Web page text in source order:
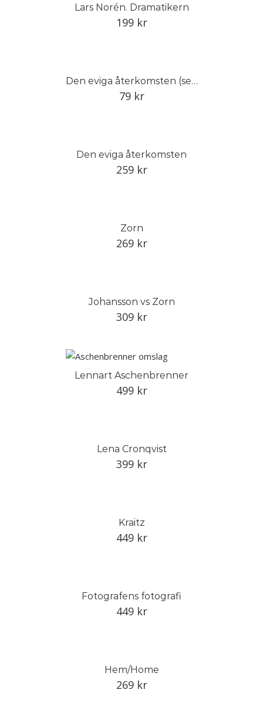
Lars Norén. Dramatikern
199 kr
Den eviga återkomsten (serietidning)
79 kr
Den eviga återkomsten
259 kr
Zorn
269 kr
Johansson vs Zorn
309 kr
Lennart Aschenbrenner
499 kr
Lena Cronqvist
399 kr
Kraitz
449 kr
Fotografens fotografi
449 kr
Hem/Home
269 kr